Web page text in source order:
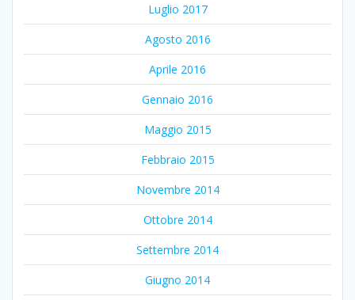
Luglio 2017
Agosto 2016
Aprile 2016
Gennaio 2016
Maggio 2015
Febbraio 2015
Novembre 2014
Ottobre 2014
Settembre 2014
Giugno 2014